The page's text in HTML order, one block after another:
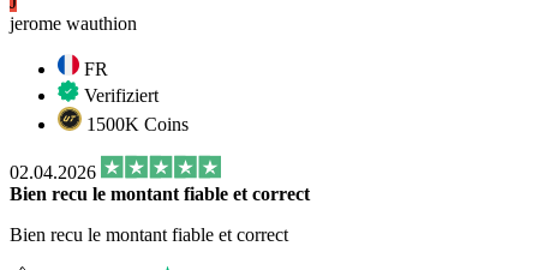
jerome wauthion
FR
Verifiziert
1500K Coins
02.04.2026
Bien recu le montant fiable et correct
Bien recu le montant fiable et correct